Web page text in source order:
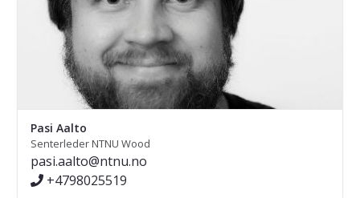
Pasi Aalto
Senterleder NTNU Wood
pasi.aalto@ntnu.no
+4798025519